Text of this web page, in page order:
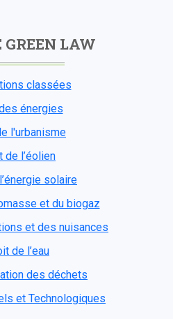
GREEN LAW
classées
énergies
l'urbanisme
de l’éolien
solaire
et du biogaz
et des nuisances
de l’eau
des déchets
et Technologiques